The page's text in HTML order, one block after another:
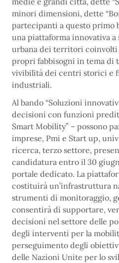
minori dimensioni, dette
partecipanti a questo primo
una piattaforma innovativa
urbana dei territori coinvolti
propri fabbisogni in tema di
vivibilità dei centri storici e
industriali.
Al bando “Soluzioni
decisioni con funzioni
Smart Mobility” – possono
imprese, Pmi e Start up,
ricerca, terzo settore,
candidatura entro il 30
portale dedicato. La
costituirà un’infrastruttura
strumenti di monitoraggio,
consentirà di supportare,
decisioni nel settore delle
degli interventi per la
perseguimento degli
delle Nazioni Unite per lo